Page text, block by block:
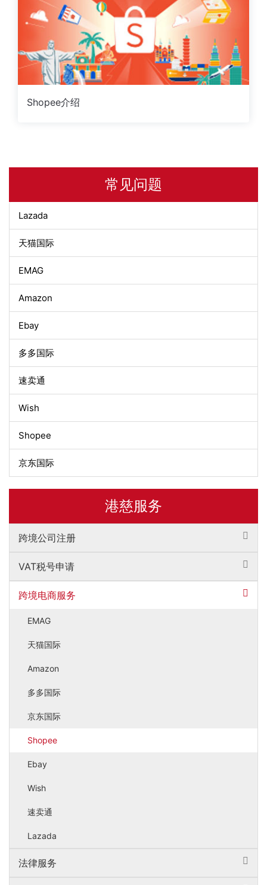
Shopee介绍
常见问题
Lazada
天猫国际
EMAG
Amazon
Ebay
多多国际
速卖通
Wish
Shopee
京东国际
港慈服务
跨境公司注册
VAT税号申请
跨境电商服务
EMAG
天猫国际
Amazon
多多国际
京东国际
Shopee
Ebay
Wish
速卖通
Lazada
法律服务